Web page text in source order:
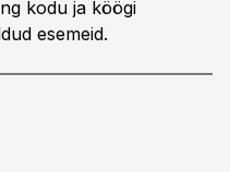
kodu ja köögi
esemeid.